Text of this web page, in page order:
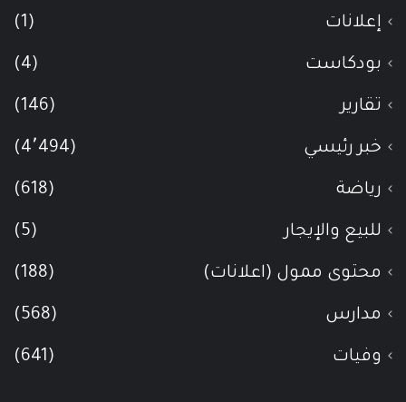
إعلانات (1)
بودكاست (4)
تقارير (146)
خبر رئيسي (4٬494)
رياضة (618)
للبيع والإيجار (5)
محتوى ممول (اعلانات) (188)
مدارس (568)
وفيات (641)